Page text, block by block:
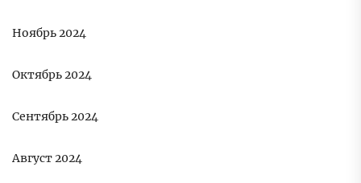
Ноябрь 2024
Октябрь 2024
Сентябрь 2024
Август 2024